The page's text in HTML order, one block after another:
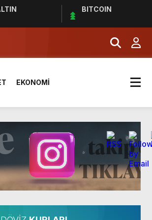
BITCOIN
toplumun olmazsa olmaz
EKONOMİ